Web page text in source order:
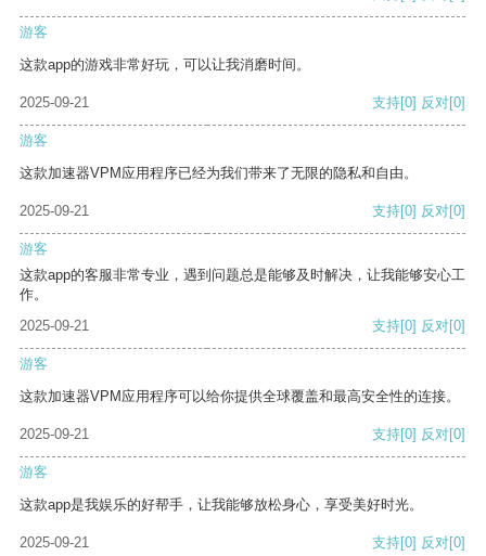
游客
这款app的游戏非常好玩，可以让我消磨时间。
2025-09-21 支持[0] 反对[0]
游客
这款加速器VPM应用程序已经为我们带来了无限的隐私和自由。
2025-09-21 支持[0] 反对[0]
游客
这款app的客服非常专业，遇到问题总是能够及时解决，让我能够安心工
作。
2025-09-21
支持[0] 反对[0]
游客
这款加速器VPM应用程序可以给你提供全球覆盖和最高安全性的连接。
2025-09-21 支持[0] 反对[0]
游客
这款app是我娱乐的好帮手，让我能够放松身心，享受美好时光。
2025-09-21 支持[0] 反对[0]